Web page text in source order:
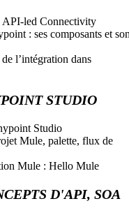
API-led Connectivity
: ses composants et
l’intégration dans
STUDIO
Studio
Mule, palette, flux de
Mule : Hello Mule
D'API, SOA